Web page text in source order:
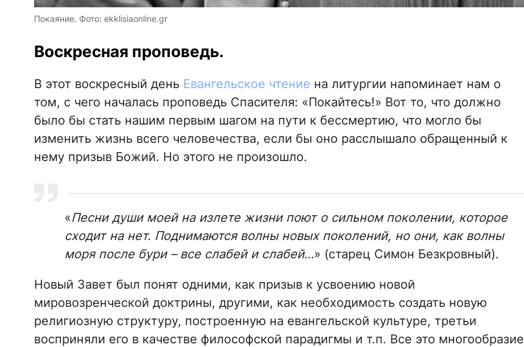
Покаяние. Фото: ekklisiaonline.gr
Воскресная проповедь.
В этот воскресный день Евангельское чтение на литургии напоминает нам о
том, с чего началась проповедь Спасителя: «Покайтесь!» Вот то, что должно
было бы стать нашим первым шагом на пути к бессмертию, что могло бы
изменить жизнь всего человечества, если бы оно расслышало обращенный к
нему призыв Божий. Но этого не произошло.
«Песни души моей на излете жизни поют о сильном поколении, которое
сходит на нет. Поднимаются волны новых поколений, но они, как волны
моря после бури – все слабей и слабей…» (старец Симон Безкровный).
Новый Завет был понят одними, как призыв к усвоению новой
мировозренческой доктрины, другими, как необходимость создать новую
религиозную структуру, построенную на евангельской культуре, третьи
восприняли его в качестве философской парадигмы и т.п. Все это многообразие